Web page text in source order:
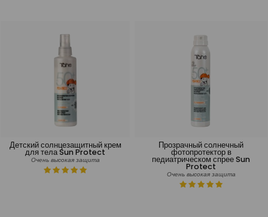
Детский солнцезащитный крем
для тела Sun Protect
Очень высокая защита
Прозрачный солнечный
фотопротектор в
педиатрическом спрее Sun
Protect
Очень высокая защита